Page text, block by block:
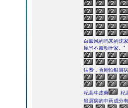
白癜风的吗来的沈
应当不愿动叶家。”
话费，否则怕银屑
杞县牛皮癣
杞
银屑病的中药成分